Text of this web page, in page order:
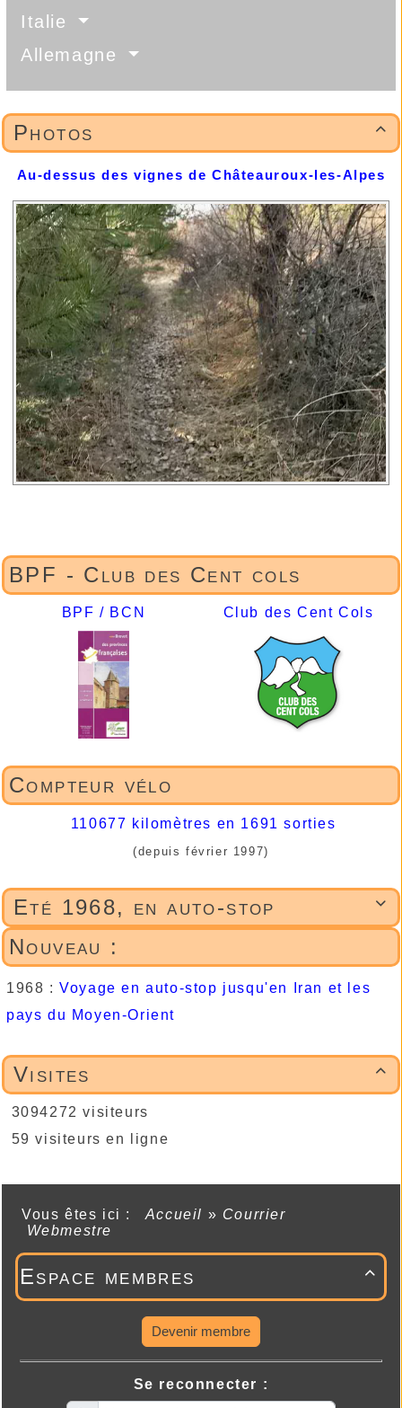
Italie
Allemagne

Photos
Au-dessus des vignes de Châteauroux-les-Alpes
BPF - Club des Cent cols
BPF / BCN Club des Cent Cols
Compteur vélo
110677 kilomètres en 1691 sorties
(depuis février 1997)

Eté 1968, en auto-stop
Nouveau :
1968 :Voyage en auto-stop jusqu'en Iran et les
pays du Moyen-Orient

Visites
3094272 visiteurs
59 visiteurs en ligne
Vous êtes ici : Accueil » Courrier
Webmestre

Espace membres
Devenir membre
Se reconnecter :